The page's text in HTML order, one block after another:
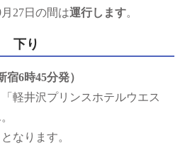
27日の間は運行します。
下り
6時45分発）
「軽井沢プリンスホテルウエス
なります。